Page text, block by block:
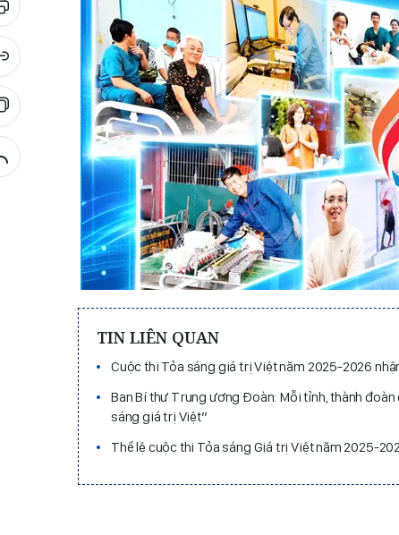
TIN LIÊN QUAN
Cuộc thi Tỏa sáng giá trị Việt năm 2025-2026
Ban Bí thư Trung ương Đoàn: Mỗi tỉnh, thành
sáng giá trị Việt”
Thể lệ cuộc thi Tỏa sáng Giá trị Việt năm 2025-